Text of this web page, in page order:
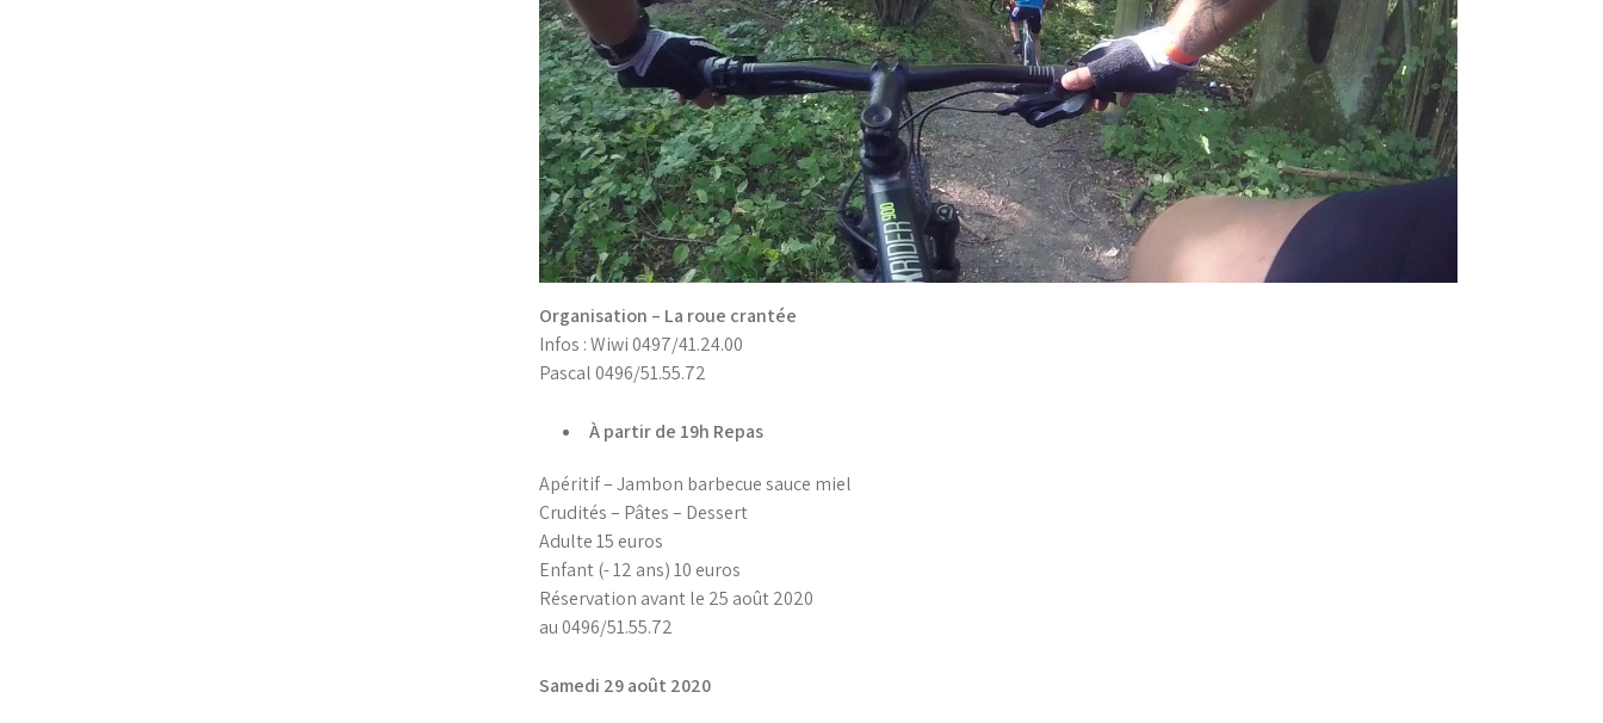
Organisation – La roue crantée
Infos : Wiwi 0497/41.24.00
Pascal 0496/51.55.72
À partir de 19h Repas
Apéritif – Jambon barbecue sauce miel
Crudités – Pâtes – Dessert
Adulte 15 euros
Enfant (- 12 ans) 10 euros
Réservation avant le 25 août 2020
au 0496/51.55.72
Samedi 29 août 2020